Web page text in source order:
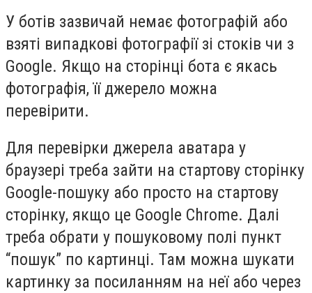
У ботів зазвичай немає фотографій або
взяті випадкові фотографії зі стоків чи з
Google. Якщо на сторінці бота є якась
фотографія, її джерело можна
перевірити.
Для перевірки джерела аватара у
браузері треба зайти на стартову сторінку
Google-пошуку або просто на стартову
сторінку, якщо це Google Chrome. Далі
треба обрати у пошуковому полі пункт
“пошук” по картинці. Там можна шукати
картинку за посиланням на неї або через